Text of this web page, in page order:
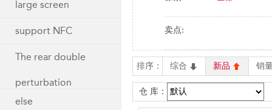
large screen
support NFC
The rear double
perturbation
else
卖点:
排序： 综合 新品 销
仓 库：